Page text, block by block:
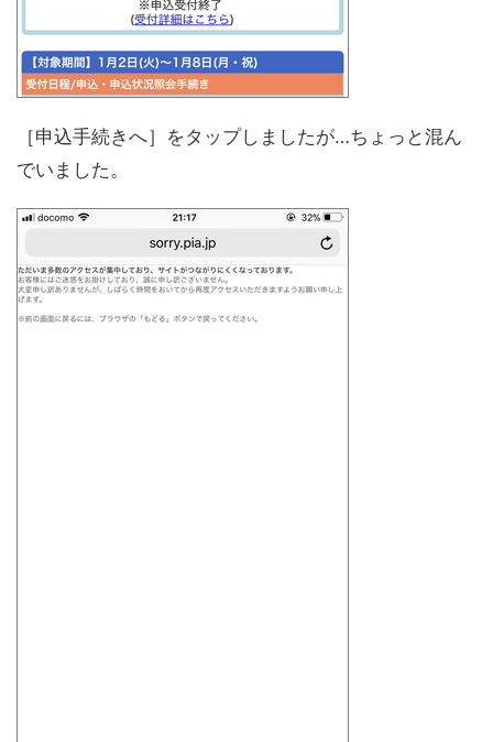
［申込手続きへ］をタップしましたが…ちょっと混ん
でいました。